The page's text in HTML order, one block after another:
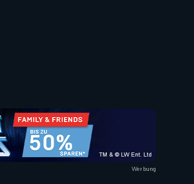
Werbung